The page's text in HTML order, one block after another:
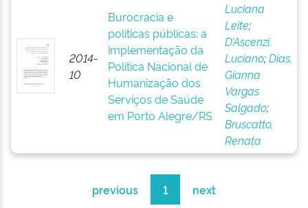
2014-
10
Burocracia e
políticas públicas: a
implementação da
Política Nacional de
Humanização dos
Serviços de Saúde
em Porto Alegre/RS
Luciana
Leite;
D’Ascenzi,
Luciano;Dias,
Gianna
Vargas
Salgado;
Bruscatto,
Renata
previous 1 next